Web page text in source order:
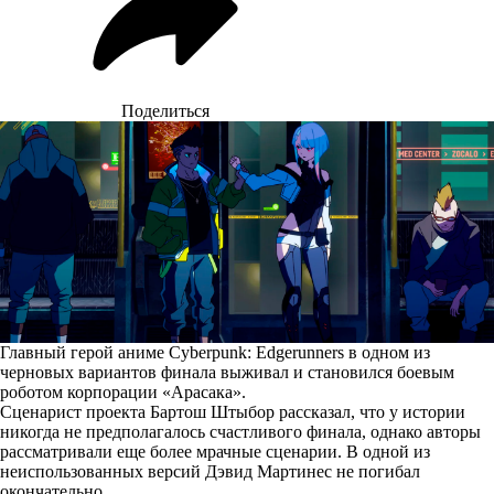
Поделиться
Главный герой аниме Cyberpunk: Edgerunners в одном из
черновых вариантов финала выживал и становился боевым
роботом корпорации «Арасака».
Сценарист проекта Бартош Штыбор рассказал, что у истории
никогда не предполагалось счастливого финала, однако авторы
рассматривали еще более мрачные сценарии. В одной из
неиспользованных версий Дэвид Мартинес не погибал